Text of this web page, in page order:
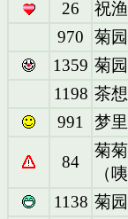
26
祝
970
菊
1359 菊
1198 茶想
991
梦
84
菊
（
1138 菊